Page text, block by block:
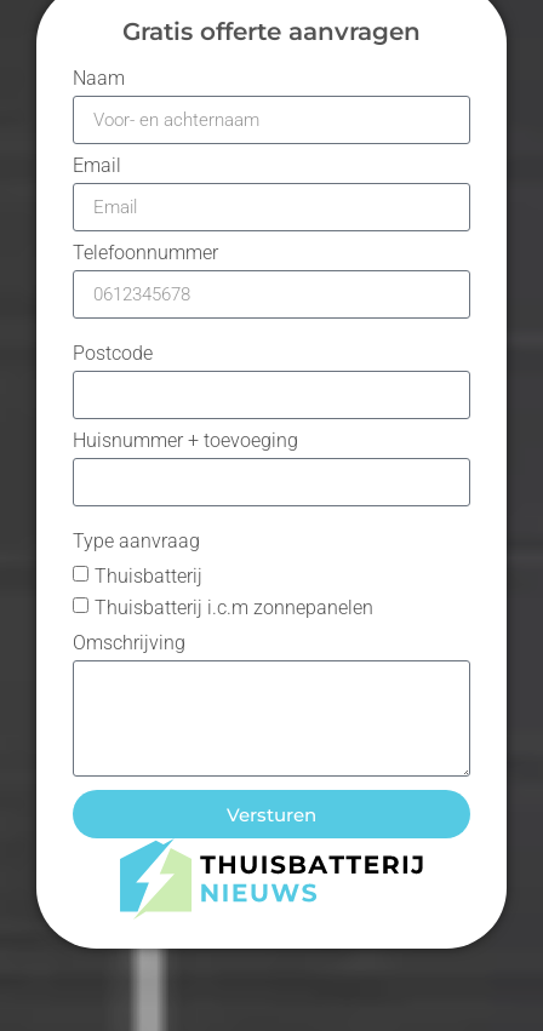
Gratis offerte aanvragen
Naam
Email
Telefoonnummer
Postcode
Huisnummer + toevoeging
Type aanvraag
Thuisbatterij
Thuisbatterij i.c.m zonnepanelen
Omschrijving
Versturen